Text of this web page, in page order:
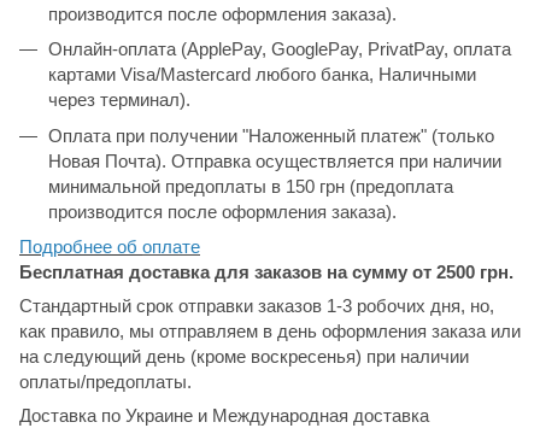
производится после оформления заказа).
Онлайн-оплата (ApplePay, GooglePay, PrivatPay, оплата
картами Visa/Mastercard любого банка, Наличными
через терминал).
Оплата при получении "Наложенный платеж" (только
Новая Почта). Отправка осуществляется при наличии
минимальной предоплаты в 150 грн (предоплата
производится после оформления заказа).
Подробнее об оплате
Бесплатная доставка для заказов на сумму от 2500 грн.
Стандартный срок отправки заказов 1-3 робочих дня, но,
как правило, мы отправляем в день оформления заказа или
на следующий день (кроме воскресенья) при наличии
оплаты/предоплаты.
Доставка по Украине и Международная доставка